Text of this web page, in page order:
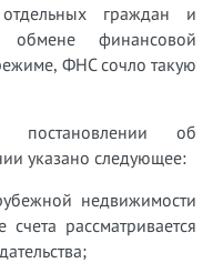
граждан и
финансовой
ФНС сочло такую
об
указано следующее:
недвижимости
рассматривается